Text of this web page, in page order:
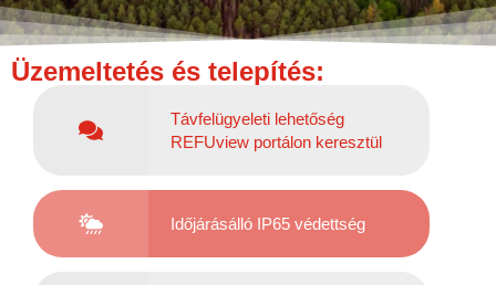
Üzemeltetés és telepítés:
Távfelügyeleti lehetőség
REFUview portálon keresztül
Időjárásálló IP65 védettség